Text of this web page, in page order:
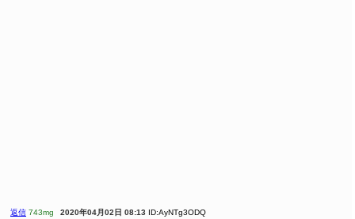
返信 743mg 2020年04月02日 08:13 ID:AyNTg3ODQ